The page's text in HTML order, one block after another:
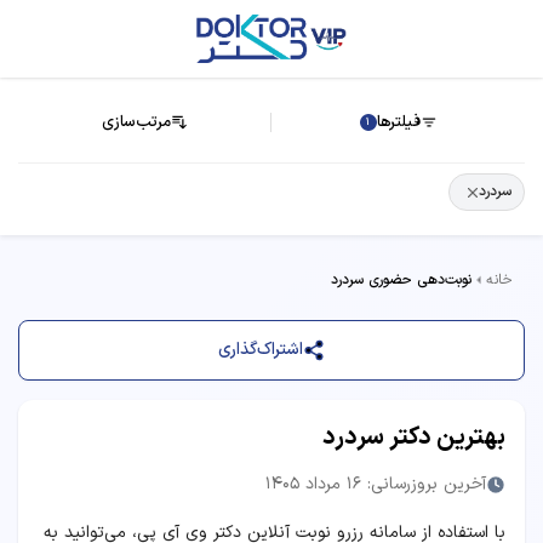
فیلترها 1 مرتب‌سازی
سردرد
خانه نوبت‌دهی حضوری سردرد
اشتراک‌گذاری
بهترین دکتر سردرد
آخرین بروزرسانی: 16 مرداد 1405
با استفاده از سامانه رزرو نوبت آنلاین دکتر وی آی پی، می‌توانید به